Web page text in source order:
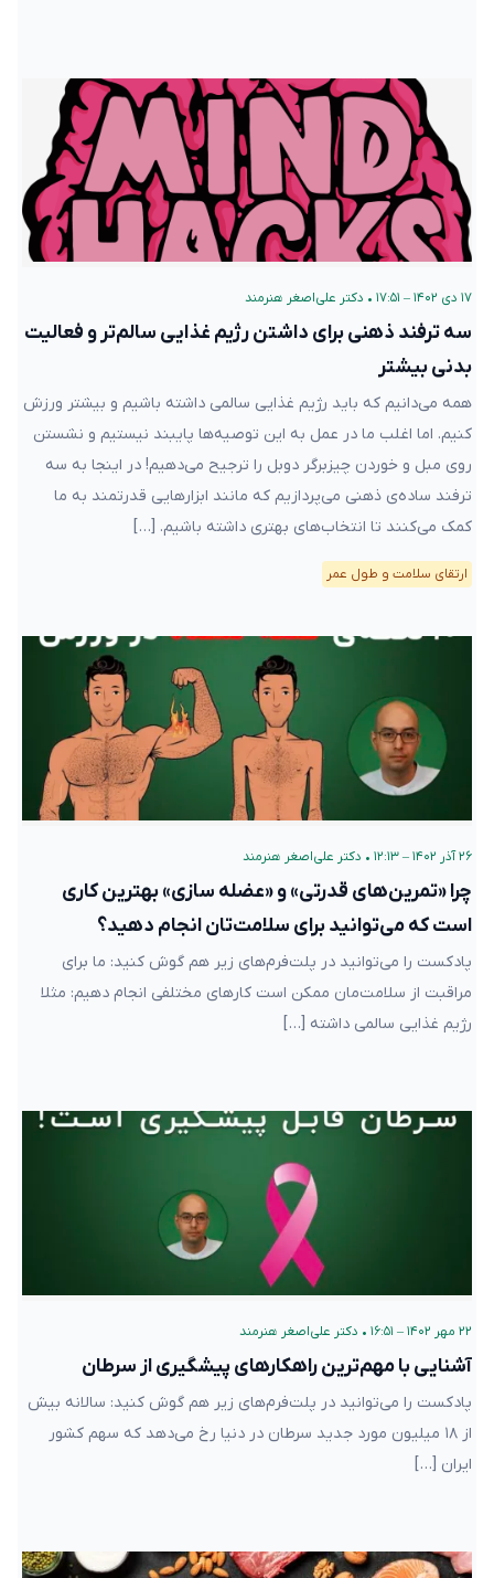
۱۷ دی ۱۴۰۲ – ۱۷:۵۱ • دکتر علی‌اصغر هنرمند
سه ترفند ذهنی برای داشتن رژیم غذایی سالم‌تر و فعالیت
بدنی بیشتر
همه می‌دانیم که باید رژیم غذایی سالمی داشته باشیم و بیشتر ورزش
کنیم. اما اغلب ما در عمل به این توصیه‌ها پایبند نیستیم و نشستن
روی مبل و خوردن چیزبرگر دوبل را ترجیح می‌دهیم! در اینجا به سه
ترفند ساده‌ی ذهنی می‌پردازیم که مانند ابزارهایی قدرتمند به ما
کمک می‌کنند تا انتخاب‌های بهتری داشته باشیم. […]
ارتقای سلامت و طول عمر
۲۶ آذر ۱۴۰۲ – ۱۲:۱۳ • دکتر علی‌اصغر هنرمند
چرا «تمرین‌های قدرتی» و «عضله سازی» بهترین کاری
است که می‌توانید برای سلامت‌تان انجام دهید؟
پادکست را می‌توانید در پلت‌فرم‌های زیر هم گوش کنید: ما برای
مراقبت از سلامت‌مان ممکن است کارهای مختلفی انجام دهیم: مثلا
رژیم غذایی سالمی داشته […]
۲۲ مهر ۱۴۰۲ – ۱۶:۵۱ • دکتر علی‌اصغر هنرمند
آشنایی با مهم‌ترین راهکارهای پیشگیری از سرطان
پادکست را می‌توانید در پلت‌فرم‌های زیر هم گوش کنید: سالانه بیش
از ۱۸ میلیون مورد جدید سرطان در دنیا رخ می‌دهد که سهم کشور
ایران […]